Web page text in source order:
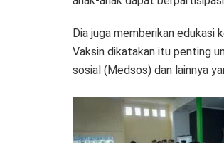
Dia juga memberikan edukasi
Vaksin dikatakan itu penting
sosial (Medsos) dan lainnya